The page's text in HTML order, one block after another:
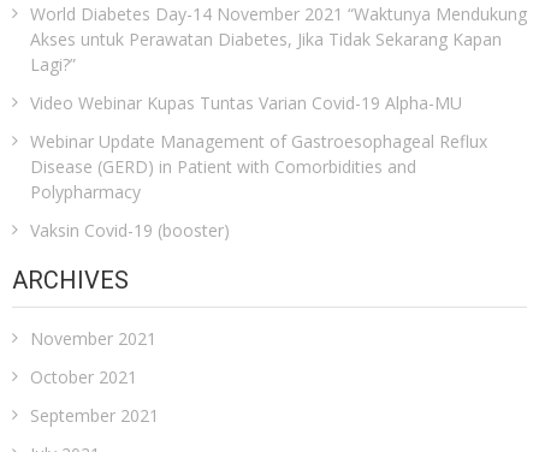
World Diabetes Day-14 November 2021 “Waktunya Mendukung
Akses untuk Perawatan Diabetes, Jika Tidak Sekarang Kapan
Lagi?”
Video Webinar Kupas Tuntas Varian Covid-19 Alpha-MU
Webinar Update Management of Gastroesophageal Reflux
Disease (GERD) in Patient with Comorbidities and
Polypharmacy
Vaksin Covid-19 (booster)
ARCHIVES
November 2021
October 2021
September 2021